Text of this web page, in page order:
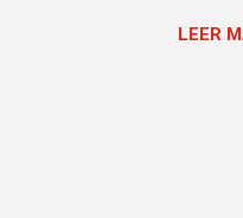
por decisión unânime (triple
3 Bryce Mitchell venció a
LEER